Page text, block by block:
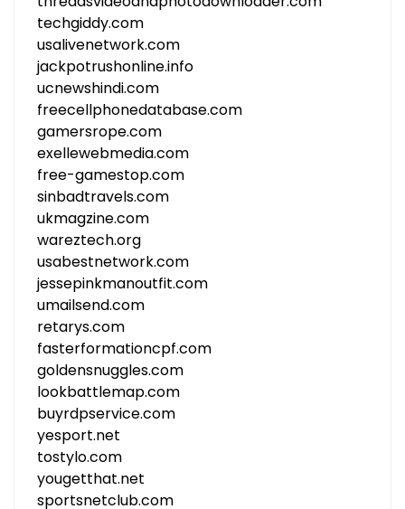
techgiddy.com
usalivenetwork.com
jackpotrushonline.info
ucnewshindi.com
freecellphonedatabase.com
gamersrope.com
exellewebmedia.com
free-gamestop.com
sinbadtravels.com
ukmagzine.com
wareztech.org
usabestnetwork.com
jessepinkmanoutfit.com
umailsend.com
retarys.com
fasterformationcpf.com
goldensnuggles.com
lookbattlemap.com
buyrdpservice.com
yesport.net
tostylo.com
yougetthat.net
sportsnetclub.com